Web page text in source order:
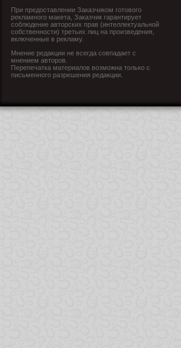
При предоставлении Заказчиком готового
рекламного макета, Заказчик гарантирует
соблюдение авторских прав (интеллектуальной
собственности) третьих лиц на произведения,
включенные в рекламу.
Мнение редакции не всегда совпадает с
мнением авторов.
Перепечатка материалов возможна только с
письменного разрешения редакции.